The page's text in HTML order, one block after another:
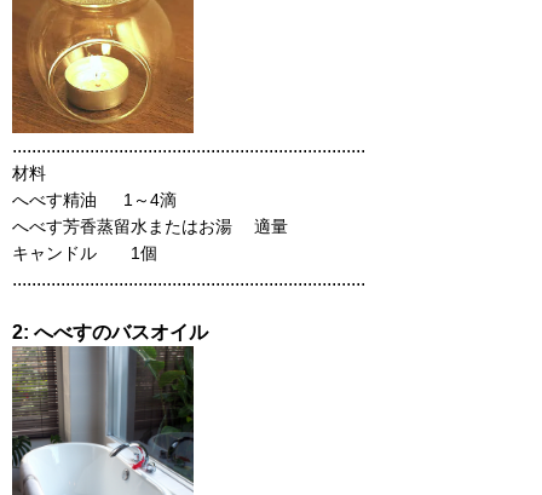
.........................................................................
材料
へべす精油 1～4滴
へべす芳香蒸留水またはお湯 適量
キャンドル 1個
.........................................................................
2: へべすのバスオイル